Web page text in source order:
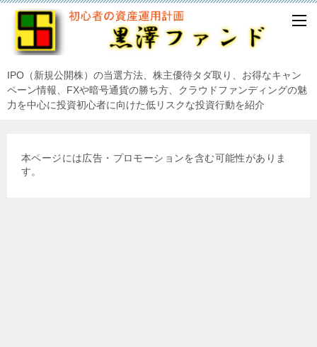
IPO（新規公開株）の当選方法、株主優待タダ取り、お得なキャン
ペーン情報、FXや暗号通貨の勝ち方、クラウドファンディングの魅
力を中心に投資初心者に向けた低リスクな投資行動を紹介
本ページには広告・プロモーションを含む可能性がありま
す。